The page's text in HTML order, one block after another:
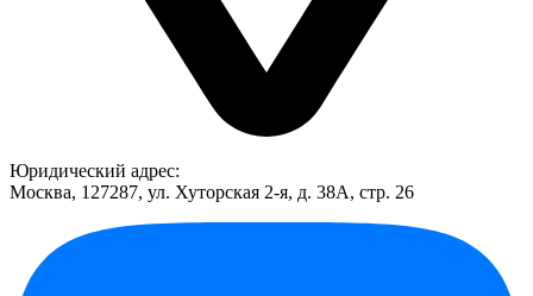
Юридический адрес:
Москва, 127287, ул. Хуторская 2-я, д. 38А, стр. 26